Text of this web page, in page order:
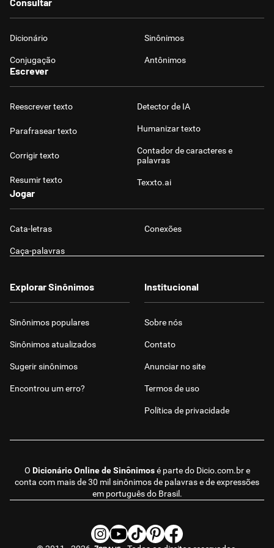
Dicionário Sinônimos
Conjugação Antônimos
Escrever
Reescrever texto
Parafrasear texto
Corrigir texto
Resumir texto
Detector de IA
Humanizar texto
Contador de caracteres e
palavras
Texxto.ai
Jogar
Cata-letras Conexões
Caça-palavras
O Dicionário Online de Sinônimosé parte do Dicio.com.bre
conta com mais de 30 mil sinônimos de palavras e de expressões
em português do Brasil.
Explorar Sinônimos
Sinônimos populares
Sinônimos atualizados
Sugerir sinônimos
Encontrou um erro?
Institucional
Sobre nós
Contato
Anunciar no site
Termos de uso
Política de privacidade